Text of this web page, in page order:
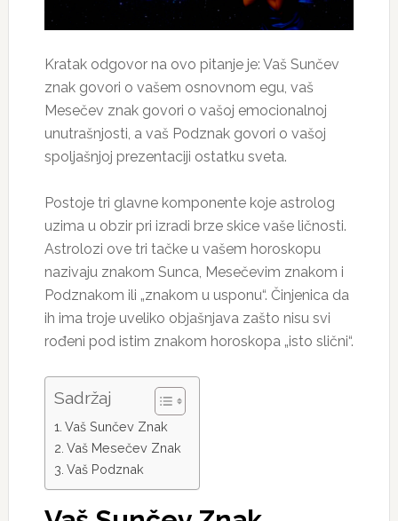
Kratak odgovor na ovo pitanje je: Vaš Sunčev
znak govori o vašem osnovnom egu, vaš
Mesečev znak govori o vašoj emocionalnoj
unutrašnjosti, a vaš Podznak govori o vašoj
spoljašnjoj prezentaciji ostatku sveta.
Postoje tri glavne komponente koje astrolog
uzima u obzir pri izradi brze skice vaše ličnosti.
Astrolozi ove tri tačke u vašem horoskopu
nazivaju znakom Sunca, Mesečevim znakom i
Podznakom ili „znakom u usponu“. Činjenica da
ih ima troje uveliko objašnjava zašto nisu svi
rođeni pod istim znakom horoskopa „isto slični“.
Sadržaj
Vaš Sunčev Znak
Vaš Mesečev Znak
Vaš Podznak